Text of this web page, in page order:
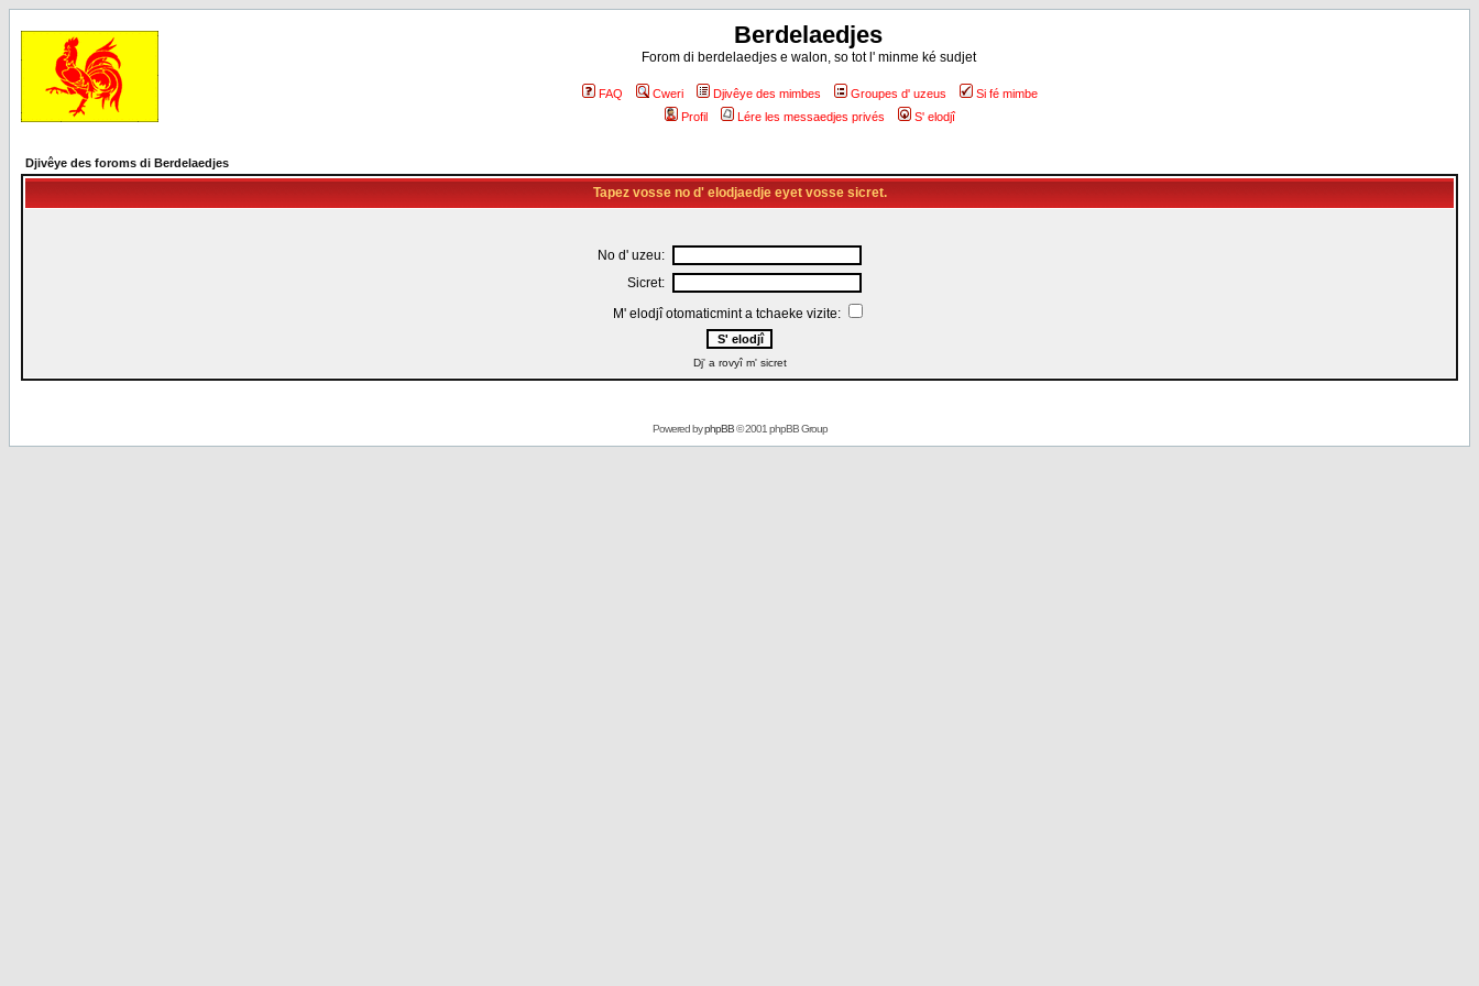
Berdelaedjes
Forom di berdelaedjes e walon, so tot l' minme ké sudjet
FAQ Cweri Djivêye des mimbes Groupes d' uzeus
Si fé mimbe
Profil
Lére les messaedjes privés S' elodjî
Djivêye des foroms di Berdelaedjes
Tapez vosse no d' elodjaedje eyet vosse sicret.
No d' uzeu:
Sicret:
M' elodjî otomaticmint a tchaeke vizite:
Dj' a rovyî m' sicret
Powered byphpBB© 2001 phpBB Group